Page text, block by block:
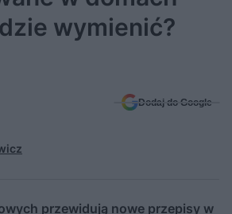
wymienić?
Dodaj do Google
przewidują nowe przepisy w